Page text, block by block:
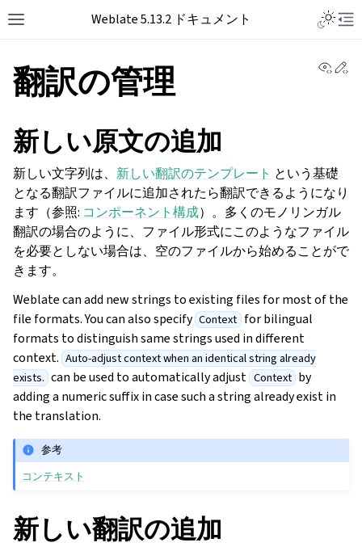
Toggle site navigation sidebar
Weblate 5.13.2 ドキュメント
翻訳の管理
新しい原文の追加
新しい文字列は、 新しい翻訳のテンプレート という基礎
となる翻訳ファイルに追加されたら翻訳できるようになり
ます（参照: コンポーネント構成）。多くのモノリンガル
翻訳の場合のように、ファイル形式にこのようなファイル
を必要としない場合は、空のファイルから始めることがで
きます。
Weblate can add new strings to existing files for most of the
file formats. You can also specify Context for bilingual
formats to distinguish same strings used in different
context. Auto-adjust context when an identical string already
exists. can be used to automatically adjust Context by
adding a numeric suffix in case such a string already exist in
the translation.
参考
コンテキスト
新しい翻訳の追加